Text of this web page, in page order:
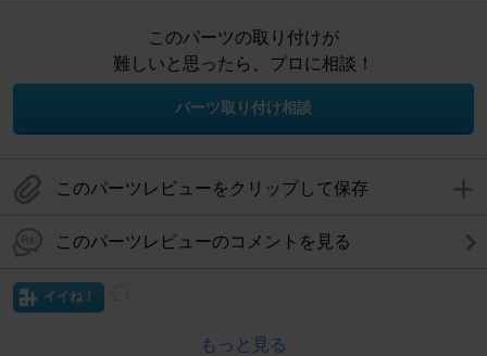
このパーツの取り付けが
難しいと思ったら、プロに相談！
パーツ取り付け相談
このパーツレビューをクリップして保存
このパーツレビューのコメントを見る
イイね！
もっと見る